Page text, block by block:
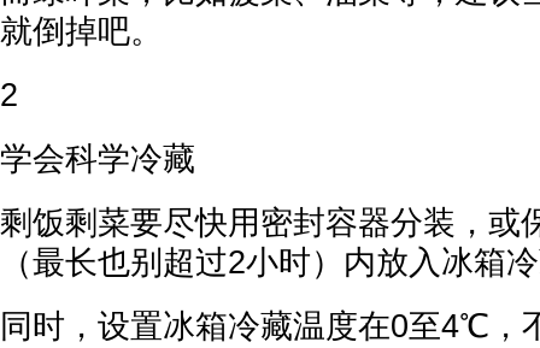
就倒掉吧。
2
学会科学冷藏
剩饭剩菜要尽快用密封容器分装，或
（最长也别超过2小时）内放入冰箱
同时，设置冰箱冷藏温度在0至4℃，